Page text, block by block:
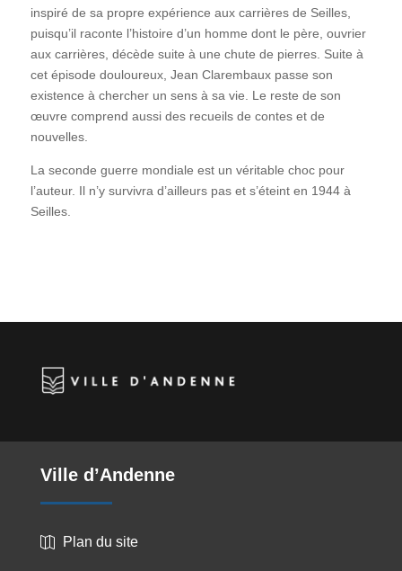
inspiré de sa propre expérience aux carrières de Seilles,
puisqu’il raconte l’histoire d’un homme dont le père, ouvrier
aux carrières, décède suite à une chute de pierres. Suite à
cet épisode douloureux, Jean Clarembaux passe son
existence à chercher un sens à sa vie. Le reste de son
œuvre comprend aussi des recueils de contes et de
nouvelles.
La seconde guerre mondiale est un véritable choc pour
l’auteur. Il n’y survivra d’ailleurs pas et s’éteint en 1944 à
Seilles.
Ville d’Andenne
 Plan du site